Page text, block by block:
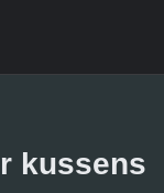
kussens